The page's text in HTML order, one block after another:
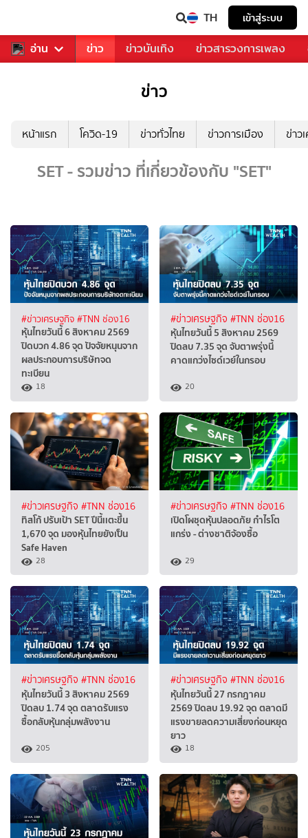
TH เข้าสู่ระบบ
อ่าน
คุณ กีฬา ข่าว ข่าวบันเทิง ข่าวสารวงการเพลง
ข่าว
หน้าแรก โควิด-19 ข่าวทั่วไทย ข่าวการเมือง ข่าว
SET - รวมข่าว ที่เกี่ยวข้องกับ "SET"
#ข่าวเศรษฐกิจ #TNN ช่อง16
หุ้นไทยวันนี้ 6 สิงหาคม 2569
ปิดบวก 4.86 จุด ปัจจัยหนุนจาก
ผลประกอบการบริษัทจด
ทะเบียน
18
#ข่าวเศรษฐกิจ #TNN ช่อง16
หุ้นไทยวันนี้ 5 สิงหาคม 2569
ปิดลบ 7.35 จุด จับตาพรุ่งนี้
คาดแกว่งไซด์เวย์ในกรอบ
20
#ข่าวเศรษฐกิจ #TNN ช่อง16
ทิสโก้ ปรับเป้า SET ปีนี้เเตะขึ้น
1,670 จุด มองหุ้นไทยยังเป็น
Safe Haven
28
#ข่าวเศรษฐกิจ #TNN ช่อง16
เปิดโผชุดหุ้นปลอดภัย กำไรโต
แกร่ง - ต่างชาติจ้องซื้อ
29
#ข่าวเศรษฐกิจ #TNN ช่อง16
หุ้นไทยวันนี้ 3 สิงหาคม 2569
ปิดลบ 1.74 จุด ตลาดรับแรง
ซื้อกลับหุ้นกลุ่มพลังงาน
205
#ข่าวเศรษฐกิจ #TNN ช่อง16
หุ้นไทยวันนี้ 27 กรกฎาคม
2569 ปิดลบ 19.92 จุด ตลาดมี
แรงขายลดความเสี่ยงก่อนหยุด
ยาว
18